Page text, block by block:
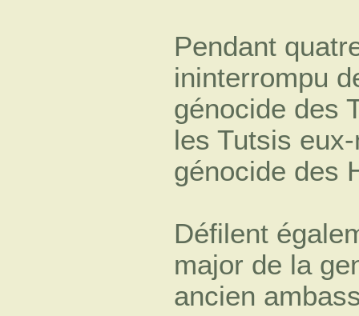
Pendant
ininterrompu
génocide des
les Tutsis
génocide des
Défilent
major de la
ancien